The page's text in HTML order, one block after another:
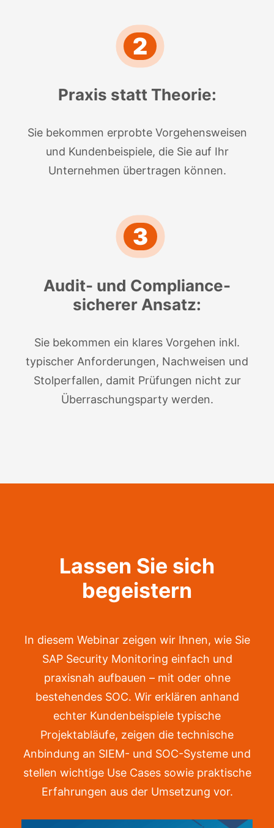
2
Praxis statt Theorie:
Sie bekommen erprobte Vorgehensweisen
und Kundenbeispiele, die Sie auf Ihr
Unternehmen übertragen können.
3
Audit- und Compliance-
sicherer Ansatz:
Sie bekommen ein klares Vorgehen inkl.
typischer Anforderungen, Nachweisen und
Stolperfallen, damit Prüfungen nicht zur
Überraschungsparty werden.
Lassen Sie sich
begeistern
In diesem Webinar zeigen wir Ihnen, wie Sie
SAP Security Monitoring einfach und
praxisnah aufbauen – mit oder ohne
bestehendes SOC. Wir erklären anhand
echter Kundenbeispiele typische
Projektabläufe, zeigen die technische
Anbindung an SIEM- und SOC-Systeme und
stellen wichtige Use Cases sowie praktische
Erfahrungen aus der Umsetzung vor.